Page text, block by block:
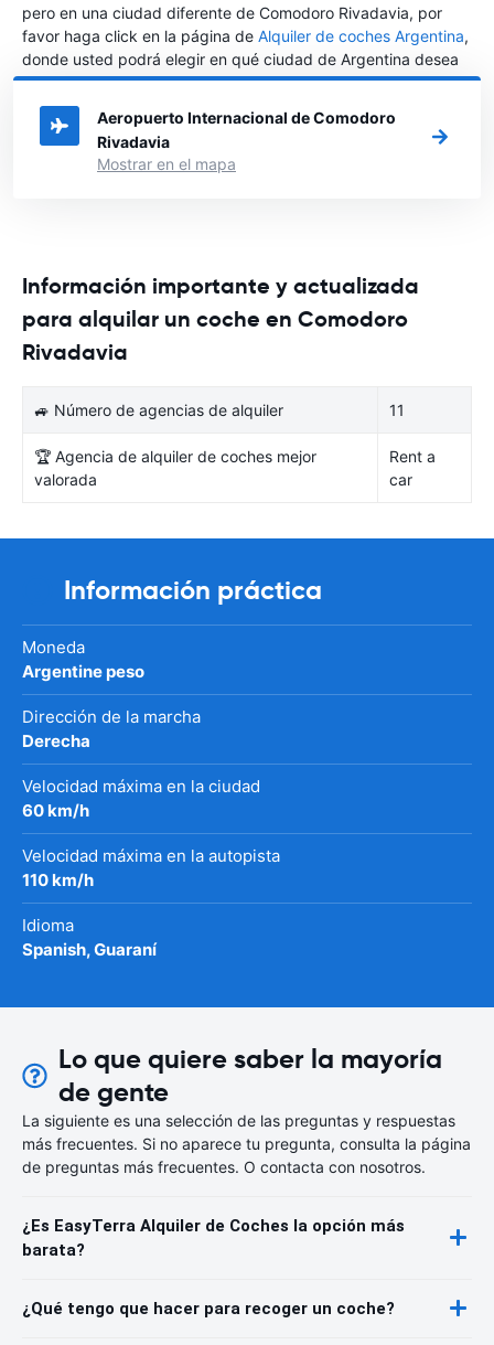
pero en una ciudad diferente de Comodoro Rivadavia, por
favor haga click en la página de Alquiler de coches Argentina,
donde usted podrá elegir en qué ciudad de Argentina desea
alquilar un coche.
Aeropuerto Internacional de Comodoro
Rivadavia
Mostrar en el mapa
Información importante y actualizada
para alquilar un coche en Comodoro
Rivadavia
🚙 Número de agencias de alquiler 11
🏆 Agencia de alquiler de coches mejor
valorada
Rent a
car
Información práctica
Moneda
Argentine peso
Dirección de la marcha
Derecha
Velocidad máxima en la ciudad
60 km/h
Velocidad máxima en la autopista
110 km/h
Idioma
Spanish, Guaraní
Lo que quiere saber la mayoría
de gente
La siguiente es una selección de las preguntas y respuestas
más frecuentes. Si no aparece tu pregunta, consulta la página
de preguntas más frecuentes. O contacta con nosotros.
¿Es EasyTerra Alquiler de Coches la opción más
barata?
¿Qué tengo que hacer para recoger un coche?